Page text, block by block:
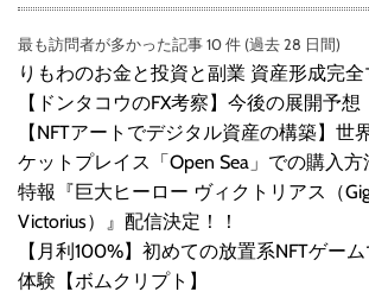
最も訪問者が多かった記事 10 件 (過去 28 日間)
りもわのお金と投資と副業 資産形成完
【ドンタコウのFX考察】今後の展開予想
【NFTアートでデジタル資産の構築】世
ケットプレイス「Open Sea」での購入方
特報『巨大ヒーロー ヴィクトリアス（
Victorius）』配信決定！！
【月利100%】初めての放置系NFTゲー
体験【ボムクリプト】